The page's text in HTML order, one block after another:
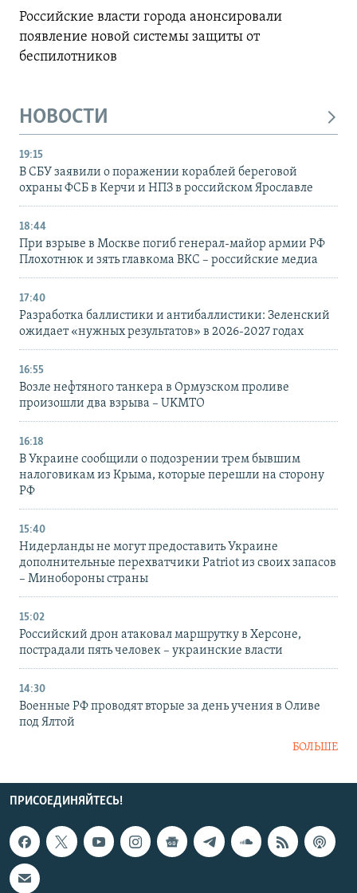
Российские власти города анонсировали
появление новой системы защиты от
беспилотников
НОВОСТИ
19:15
В СБУ заявили о поражении кораблей береговой
охраны ФСБ в Керчи и НПЗ в российском Ярославле
18:44
При взрыве в Москве погиб генерал-майор армии РФ
Плохотнюк и зять главкома ВКС – российские медиа
17:40
Разработка баллистики и антибаллистики: Зеленский
ожидает «нужных результатов» в 2026-2027 годах
16:55
Возле нефтяного танкера в Ормузском проливе
произошли два взрыва – UKMTO
16:18
В Украине сообщили о подозрении трем бывшим
налоговикам из Крыма, которые перешли на сторону
РФ
15:40
Нидерланды не могут предоставить Украине
дополнительные перехватчики Patriot из своих запасов
– Минобороны страны
15:02
Российский дрон атаковал маршрутку в Херсоне,
пострадали пять человек – украинские власти
14:30
Военные РФ проводят вторые за день учения в Оливе
под Ялтой
БОЛЬШЕ
ПРИСОЕДИНЯЙТЕСЬ!